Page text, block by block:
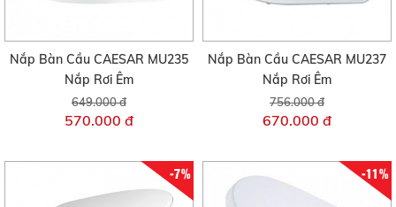
Nắp Bàn Cầu CAESAR MU235
Nắp Rơi Êm
649.000 đ
570.000 đ
Nắp Bàn Cầu CAESAR MU237
Nắp Rơi Êm
756.000 đ
670.000 đ
-7% -11%